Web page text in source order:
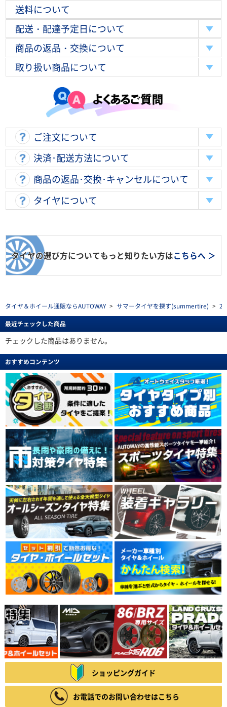
送料について
配送・配達予定日について
商品の返品・交換について
取り扱い商品について
ご注文について
決済･配送方法について
商品の返品･交換･キャンセルについて
タイヤについて
タイヤの選び方についてもっと知りたい方はこちらへ ＞
タイヤ＆ホイール通販ならAUTOWAY > サマータイヤを探す(summertire) >
最近チェックした商品
チェックした商品はありません。
おすすめコンテンツ
ショッピングガイド
お電話でのお問い合わせはこちら